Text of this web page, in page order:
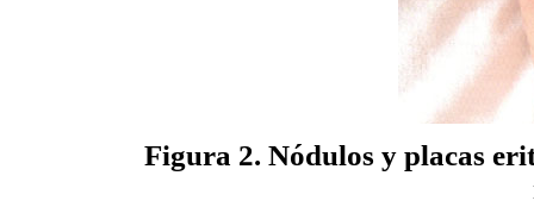
Figura 2. Nódulos y placas